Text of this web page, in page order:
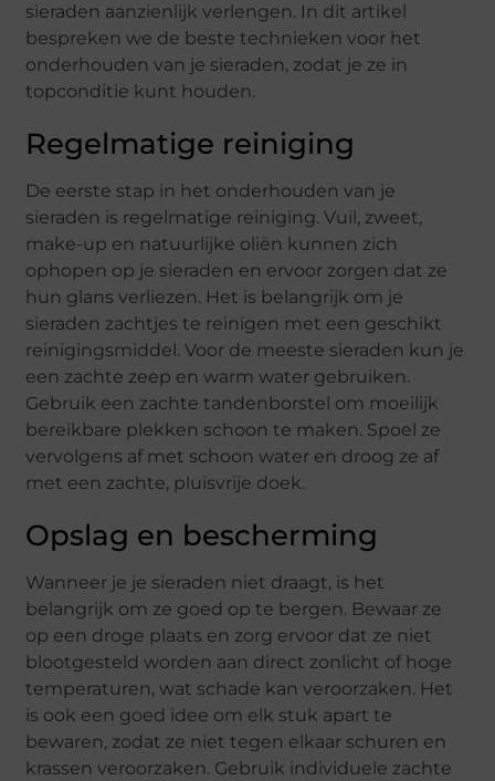
sieraden aanzienlijk verlengen. In dit artikel
bespreken we de beste technieken voor het
onderhouden van je sieraden, zodat je ze in
topconditie kunt houden.
Regelmatige reiniging
De eerste stap in het onderhouden van je
sieraden is regelmatige reiniging. Vuil, zweet,
make-up en natuurlijke oliën kunnen zich
ophopen op je sieraden en ervoor zorgen dat ze
hun glans verliezen. Het is belangrijk om je
sieraden zachtjes te reinigen met een geschikt
reinigingsmiddel. Voor de meeste sieraden kun je
een zachte zeep en warm water gebruiken.
Gebruik een zachte tandenborstel om moeilijk
bereikbare plekken schoon te maken. Spoel ze
vervolgens af met schoon water en droog ze af
met een zachte, pluisvrije doek.
Opslag en bescherming
Wanneer je je sieraden niet draagt, is het
belangrijk om ze goed op te bergen. Bewaar ze
op een droge plaats en zorg ervoor dat ze niet
blootgesteld worden aan direct zonlicht of hoge
temperaturen, wat schade kan veroorzaken. Het
is ook een goed idee om elk stuk apart te
bewaren, zodat ze niet tegen elkaar schuren en
krassen veroorzaken. Gebruik individuele zachte